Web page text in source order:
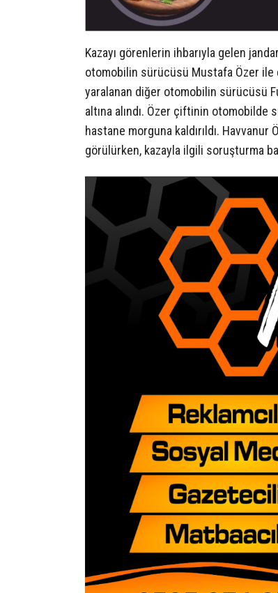
Kazayı görenlerin ihbarıyla gelen
otomobilin sürücüsü Mustafa Özer ile
yaralanan diğer otomobilin sürücüsü
altına alındı. Özer çiftinin otomobilde
hastane morguna kaldırıldı.
görülürken, kazayla ilgili soruşturma